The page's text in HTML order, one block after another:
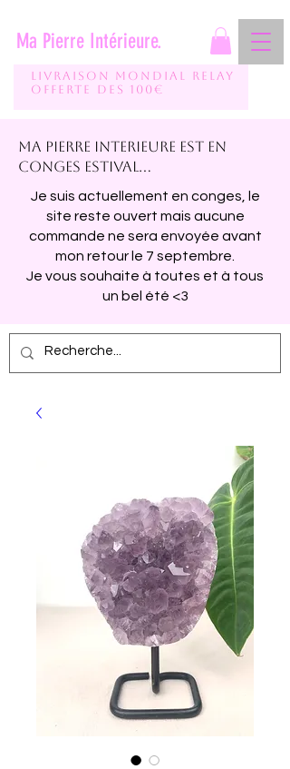
Ma Pierre Intérieure.
Livraison mondial relay
Offerte des 100€
Ma pierre interieure est en
conges estival...
Je suis actuellement en conges, le
site reste ouvert mais aucune
commande ne sera envoyée avant
mon retour le 7 septembre.
Je vous souhaite à toutes et à tous
un bel été <3